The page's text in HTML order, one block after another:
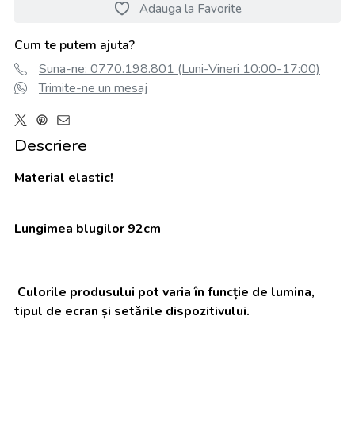
Adauga la Favorite
Cum te putem ajuta?
Suna-ne: 0770.198.801 (Luni-Vineri 10:00-17:00)
Trimite-ne un mesaj
Descriere
Material elastic!
Lungimea blugilor 92cm
Culorile produsului pot varia în funcție de lumina,
tipul de ecran și setările dispozitivului.